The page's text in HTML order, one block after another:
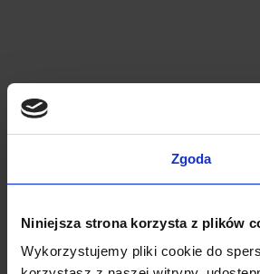
Zgoda
Niniejsza strona korzysta z plików
Wykorzystujemy pliki cookie do